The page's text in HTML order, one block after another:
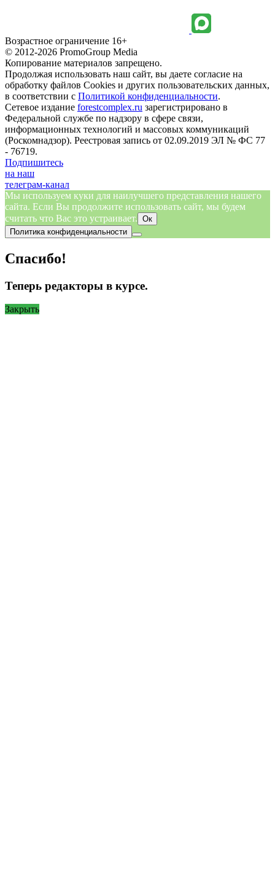
Возрастное ограничение 16+
© 2012-2026 PromoGroup Media
Копирование материалов запрещено.
Продолжая использовать наш сайт, вы даете согласие на
обработку файлов Cookies и других пользовательских данных,
в соответствии с Политикой конфиденциальности.
Сетевое издание forestcomplex.ru зарегистрировано в
Федеральной службе по надзору в сфере связи,
информационных технологий и массовых коммуникаций
(Роскомнадзор). Реестровая запись от 02.09.2019 ЭЛ № ФС 77
- 76719.
Подпишитесь
на наш
телеграм-канал
Мы используем куки для наилучшего представления нашего
сайта. Если Вы продолжите использовать сайт, мы будем
считать что Вас это устраивает. Ок
Политика конфиденциальности
Спасибо!
Теперь редакторы в курсе.
Закрыть